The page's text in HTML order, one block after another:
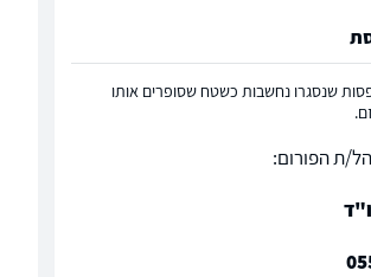
שנסגרו נחשבות כשטח שסופרים אותו
ת הפורום: